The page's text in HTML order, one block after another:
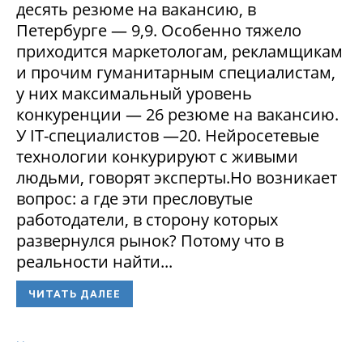
десять резюме на вакансию, в
Петербурге — 9,9. Особенно тяжело
приходится маркетологам, рекламщикам
и прочим гуманитарным специалистам,
у них максимальный уровень
конкуренции — 26 резюме на вакансию.
У IT-специалистов —20. Нейросетевые
технологии конкурируют с живыми
людьми, говорят эксперты.Но возникает
вопрос: а где эти пресловутые
работодатели, в сторону которых
развернулся рынок? Потому что в
реальности найти...
ЧИТАТЬ ДАЛЕЕ